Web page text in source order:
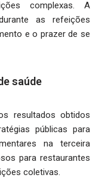
complexas. A
as refeições
e o prazer de se
saúde
resultados obtidos
públicas para
na terceira
para restaurantes
coletivas.